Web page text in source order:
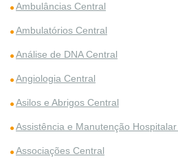
Ambulâncias Central
Ambulatórios Central
Análise de DNA Central
Angiologia Central
Asilos e Abrigos Central
Assistência e Manutenção
Associações Central